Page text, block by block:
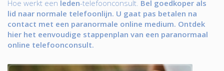
Hoe werkt een leden-telefoonconsult. Bel goedkoper als
lid naar normale telefoonlijn. U gaat pas betalen na
contact met een paranormale online medium. Ontdek
hier het eenvoudige stappenplan van een paranormaal
online telefoonconsult.